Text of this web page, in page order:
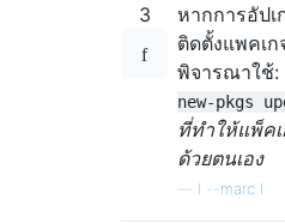
3
หากการอัปเ
ติดตั้งแพคเ
พิจารณาใช้:
new-pkgs
ที่ทำให้แพ็ค
ด้วยตนเอง
l --marc l